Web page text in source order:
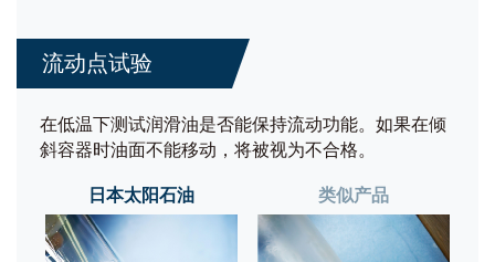
流动点试验
在低温下测试润滑油是否能保持流动功能。如果在倾
斜容器时油面不能移动，将被视为不合格。
日本太阳石油 类似产品